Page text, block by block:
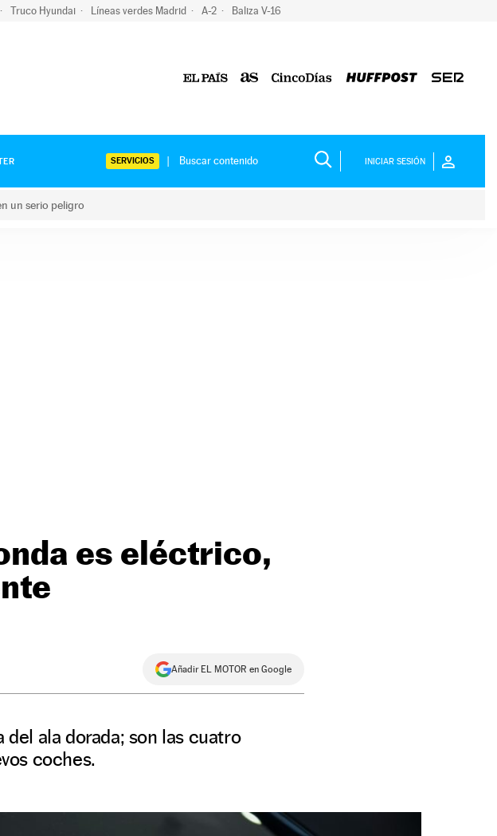
Truco Hyundai Líneas verdes Madrid A-2 Baliza V-16
SERVICIOS INICIAR SESIÓN
un serio peligro
es eléctrico,
Añadir EL MOTOR en Google
ala dorada; son las cuatro
coches.